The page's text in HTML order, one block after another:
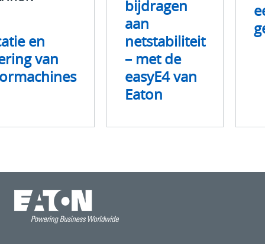
en
van
bijdragen
aan
netstabiliteit
– met de
easyE4 van
Eaton